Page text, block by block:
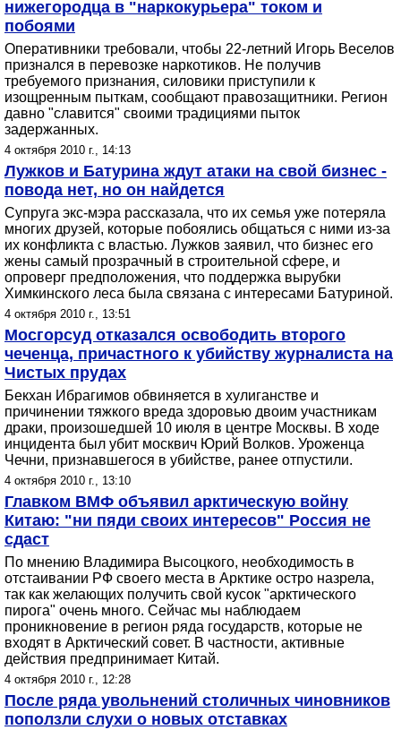
нижегородца в "наркокурьера" током и
побоями
Оперативники требовали, чтобы 22-летний Игорь Веселов
признался в перевозке наркотиков. Не получив
требуемого признания, силовики приступили к
изощренным пыткам, сообщают правозащитники. Регион
давно "славится" своими традициями пыток
задержанных.
4 октября 2010 г., 14:13
Лужков и Батурина ждут атаки на свой бизнес -
повода нет, но он найдется
Супруга экс-мэра рассказала, что их семья уже потеряла
многих друзей, которые побоялись общаться с ними из-за
их конфликта с властью. Лужков заявил, что бизнес его
жены самый прозрачный в строительной сфере, и
опроверг предположения, что поддержка вырубки
Химкинского леса была связана с интересами Батуриной.
4 октября 2010 г., 13:51
Мосгорсуд отказался освободить второго
чеченца, причастного к убийству журналиста на
Чистых прудах
Бекхан Ибрагимов обвиняется в хулиганстве и
причинении тяжкого вреда здоровью двоим участникам
драки, произошедшей 10 июля в центре Москвы. В ходе
инцидента был убит москвич Юрий Волков. Уроженца
Чечни, признавшегося в убийстве, ранее отпустили.
4 октября 2010 г., 13:10
Главком ВМФ объявил арктическую войну
Китаю: "ни пяди своих интересов" Россия не
сдаст
По мнению Владимира Высоцкого, необходимость в
отстаивании РФ своего места в Арктике остро назрела,
так как желающих получить свой кусок "арктического
пирога" очень много. Сейчас мы наблюдаем
проникновение в регион ряда государств, которые не
входят в Арктический совет. В частности, активные
действия предпринимает Китай.
4 октября 2010 г., 12:28
После ряда увольнений столичных чиновников
поползли слухи о новых отставках